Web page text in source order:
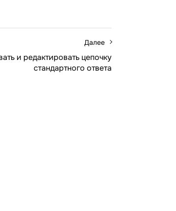
Далее
и редактировать цепочку
стандартного ответа